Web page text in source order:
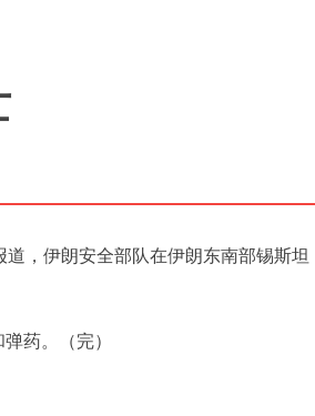
，伊朗安全部队在伊朗东南部锡斯坦
药。（完）